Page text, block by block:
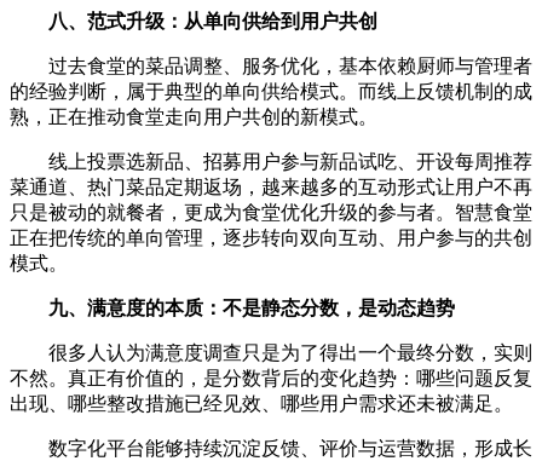
八、范式升级：从单向供给到用户共创
过去食堂的菜品调整、服务优化，基本依赖厨师与管理者
的经验判断，属于典型的单向供给模式。而线上反馈机制的成
熟，正在推动食堂走向用户共创的新模式。
线上投票选新品、招募用户参与新品试吃、开设每周推荐
菜通道、热门菜品定期返场，越来越多的互动形式让用户不再
只是被动的就餐者，更成为食堂优化升级的参与者。智慧食堂
正在把传统的单向管理，逐步转向双向互动、用户参与的共创
模式。
九、满意度的本质：不是静态分数，是动态趋势
很多人认为满意度调查只是为了得出一个最终分数，实则
不然。真正有价值的，是分数背后的变化趋势：哪些问题反复
出现、哪些整改措施已经见效、哪些用户需求还未被满足。
数字化平台能够持续沉淀反馈、评价与运营数据，形成长